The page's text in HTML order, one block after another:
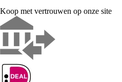
Koop met vertrouwen op onze site